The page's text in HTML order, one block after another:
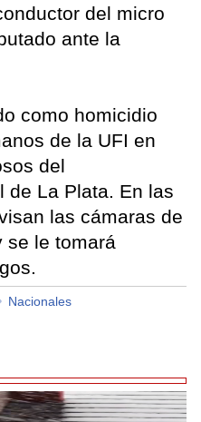
del micro
ante la
como homicidio
de la UFI en
del
de La Plata. En las
las cámaras de
se le tomará
Nacionales